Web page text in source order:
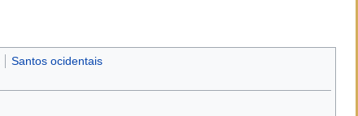
Santos ocidentais